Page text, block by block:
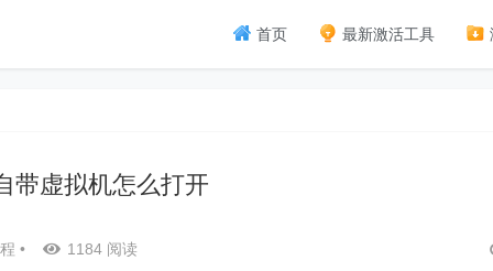
首页 最新激活工具
带虚拟机怎么打开
• 1184 阅读